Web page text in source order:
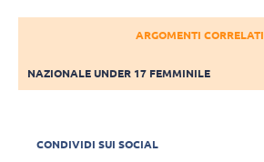
ARGOMENTI CORRELATI
NAZIONALE UNDER 17 FEMMINILE
CONDIVIDI SUI SOCIAL